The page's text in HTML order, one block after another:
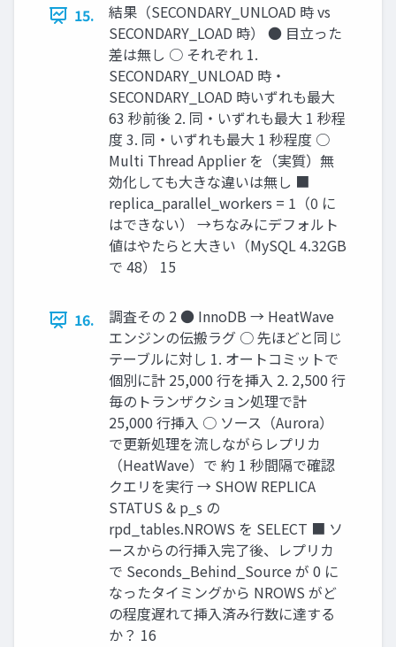
15.
結果（SECONDARY_UNLOAD 時 vs
SECONDARY_LOAD 時） ● 目立った
差は無し ○ それぞれ 1.
SECONDARY_UNLOAD 時・
SECONDARY_LOAD 時いずれも最大
63 秒前後 2. 同・いずれも最大 1 秒程
度 3. 同・いずれも最大 1 秒程度 ○
Multi Thread Applier を（実質）無
効化しても大きな違いは無し ■
replica_parallel_workers = 1（0 に
はできない） →ちなみにデフォルト
値はやたらと大きい（MySQL 4.32GB
で 48） 15
16.
調査その 2 ● InnoDB → HeatWave
エンジンの伝搬ラグ ○ 先ほどと同じ
テーブルに対し 1. オートコミットで
個別に計 25,000 行を挿入 2. 2,500 行
毎のトランザクション処理で計
25,000 行挿入 ○ ソース（Aurora）
で更新処理を流しながらレプリカ
（HeatWave）で 約 1 秒間隔で確認
クエリを実行 → SHOW REPLICA
STATUS & p_s の
rpd_tables.NROWS を SELECT ■ ソ
ースからの行挿入完了後、レプリカ
で Seconds_Behind_Source が 0 に
なったタイミングから NROWS がど
の程度遅れて挿入済み行数に達する
か？ 16